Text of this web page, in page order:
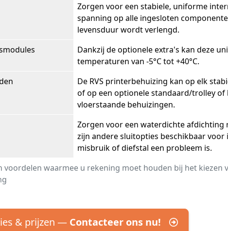
waarmee u rekening moet houden bij het kiezen
Zorgen voor een stabiele, uniforme
spanning op alle ingesloten
levensduur wordt verlengd.
Dankzij de optionele extra's kan deze
temperaturen van -5°C tot +40°C.
De RVS printerbehuizing kan op elk
of op een optionele standaard/trolley of
vloerstaande behuizingen.
Zorgen voor een waterdichte afdichting
zijn andere sluitopties beschikbaar
misbruik of diefstal een probleem is.
& prijzen — Contacteer ons nu!